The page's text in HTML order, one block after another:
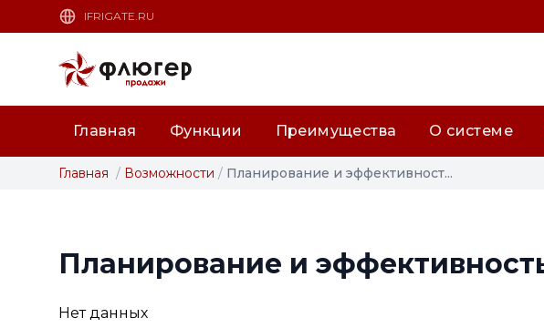
IFRIGATE.RU
Главная Функции Преимущества О системе
Главная / Возможности / Планирование и эффективност...
Планирование и
Нет данных